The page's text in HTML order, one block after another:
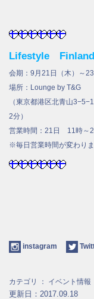
Lifestyle
会期：9月21日（木）～23
場所：Lounge by T&G
（東京都港区北青山
2分）
営業時間：21日 11時～
※毎日営業時間が変わり
instagram
カテゴリ ： イベント情報
更新日：2017.09.18